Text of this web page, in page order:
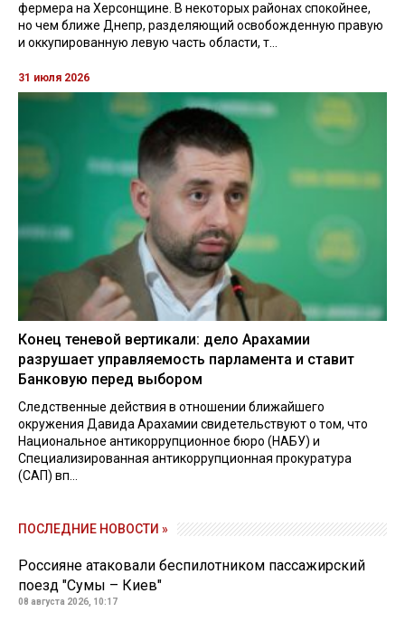
фермера на Херсонщине. В некоторых районах спокойнее,
но чем ближе Днепр, разделяющий освобожденную правую
и оккупированную левую часть области, т...
31 июля 2026
Конец теневой вертикали: дело Арахамии
разрушает управляемость парламента и ставит
Банковую перед выбором
Следственные действия в отношении ближайшего
окружения Давида Арахамии свидетельствуют о том, что
Национальное антикоррупционное бюро (НАБУ) и
Специализированная антикоррупционная прокуратура
(САП) вп...
ПОСЛЕДНИЕ НОВОСТИ »
Россияне атаковали беспилотником пассажирский
поезд "Сумы – Киев"
08 августа 2026, 10:17